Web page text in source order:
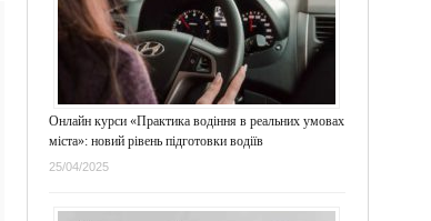
Онлайн курси «Практика водіння в реальних умовах
міста»: новий рівень підготовки водіїв
25/04/2025